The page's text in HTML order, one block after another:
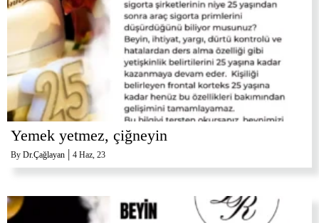
Yemek yetmez, çiğneyin
By Dr.Çağlayan | 4 Haz, 23